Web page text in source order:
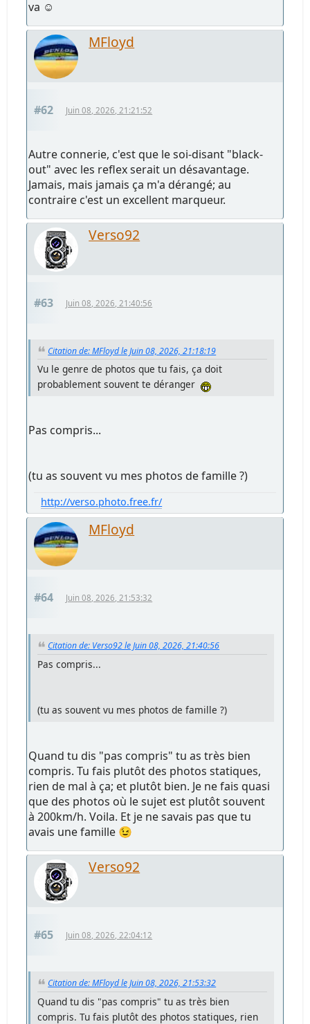
va ☺️
MFloyd
#62 Juin 08, 2026, 21:21:52
Autre connerie, c'est que le soi-disant "black-
out" avec les reflex serait un désavantage.
Jamais, mais jamais ça m'a dérangé; au
contraire c'est un excellent marqueur.
Verso92
#63 Juin 08, 2026, 21:40:56
Citation de: MFloyd le Juin 08, 2026, 21:18:19
Vu le genre de photos que tu fais, ça doit
probablement souvent te déranger
Pas compris...
(tu as souvent vu mes photos de famille ?)
http://verso.photo.free.fr/
MFloyd
#64 Juin 08, 2026, 21:53:32
Citation de: Verso92 le Juin 08, 2026, 21:40:56
Pas compris...
(tu as souvent vu mes photos de famille ?)
Quand tu dis "pas compris" tu as très bien
compris. Tu fais plutôt des photos statiques,
rien de mal à ça; et plutôt bien. Je ne fais quasi
que des photos où le sujet est plutôt souvent
à 200km/h. Voila. Et je ne savais pas que tu
avais une famille 😉
Verso92
#65 Juin 08, 2026, 22:04:12
Citation de: MFloyd le Juin 08, 2026, 21:53:32
Quand tu dis "pas compris" tu as très bien
compris. Tu fais plutôt des photos statiques, rien